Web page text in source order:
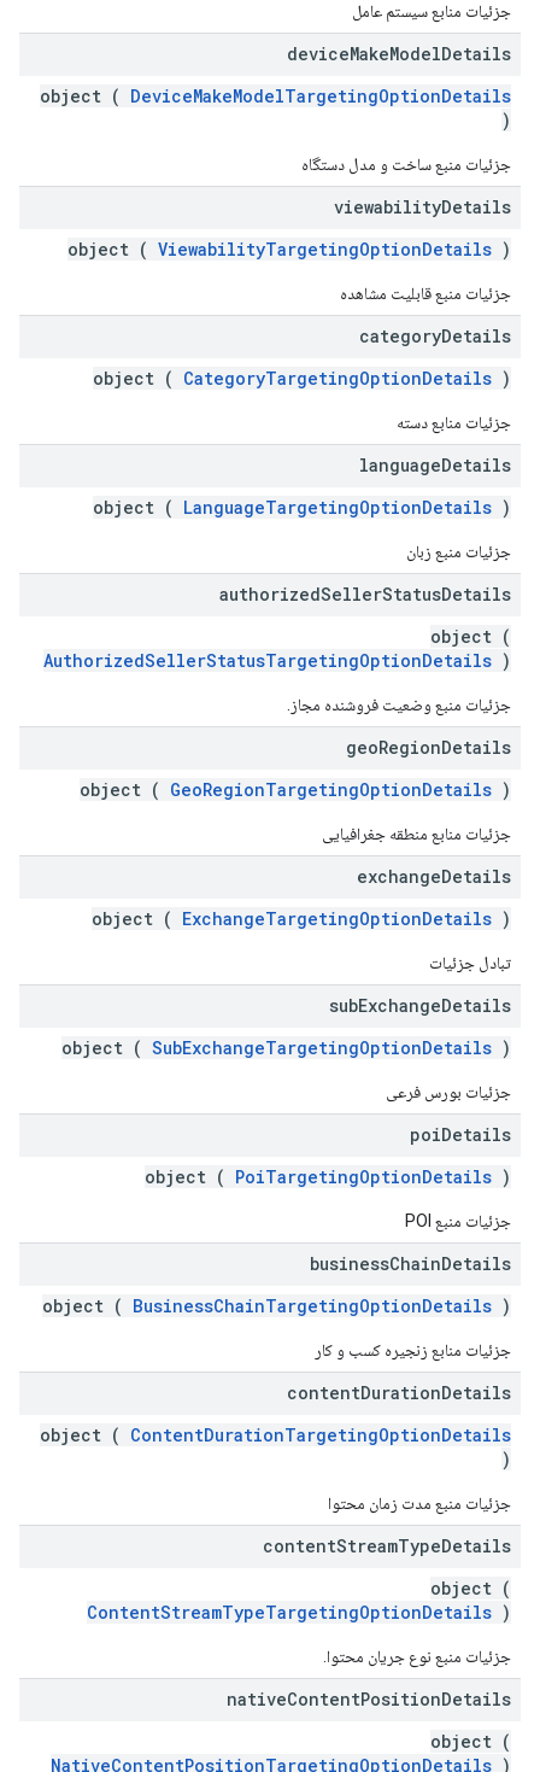
جزئیات منابع سیستم عامل
deviceMakeModelDetails
object ( DeviceMakeModelTargetingOptionDetails
)
جزئیات منبع ساخت و مدل دستگاه
viewabilityDetails
object ( ViewabilityTargetingOptionDetails )
جزئیات منبع قابلیت مشاهده
categoryDetails
object ( CategoryTargetingOptionDetails )
جزئیات منابع دسته
languageDetails
object ( LanguageTargetingOptionDetails )
جزئیات منبع زبان
authorizedSellerStatusDetails
object (
AuthorizedSellerStatusTargetingOptionDetails )
جزئیات منبع وضعیت فروشنده مجاز.
geoRegionDetails
object ( GeoRegionTargetingOptionDetails )
جزئیات منابع منطقه جغرافیایی
exchangeDetails
object ( ExchangeTargetingOptionDetails )
تبادل جزئیات
subExchangeDetails
object ( SubExchangeTargetingOptionDetails )
جزئیات بورس فرعی
poiDetails
object ( PoiTargetingOptionDetails )
جزئیات منبع POI
businessChainDetails
object ( BusinessChainTargetingOptionDetails )
جزئیات منابع زنجیره کسب و کار
contentDurationDetails
object ( ContentDurationTargetingOptionDetails
)
جزئیات منبع مدت زمان محتوا
contentStreamTypeDetails
object (
ContentStreamTypeTargetingOptionDetails )
جزئیات منبع نوع جریان محتوا.
nativeContentPositionDetails
object (
NativeContentPositionTargetingOptionDetails )